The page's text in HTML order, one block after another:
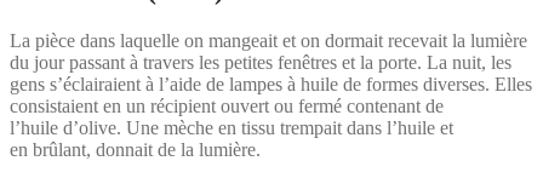
La pièce dans laquelle on mangeait et on dormait recevait la lumière
du jour passant à travers les petites fenêtres et la porte. La nuit, les
gens s’éclairaient à l’aide de lampes à huile de formes diverses. Elles
consistaient en un récipient ouvert ou fermé contenant de
l’huile d’olive. Une mèche en tissu trempait dans l’huile et
en brûlant, donnait de la lumière.